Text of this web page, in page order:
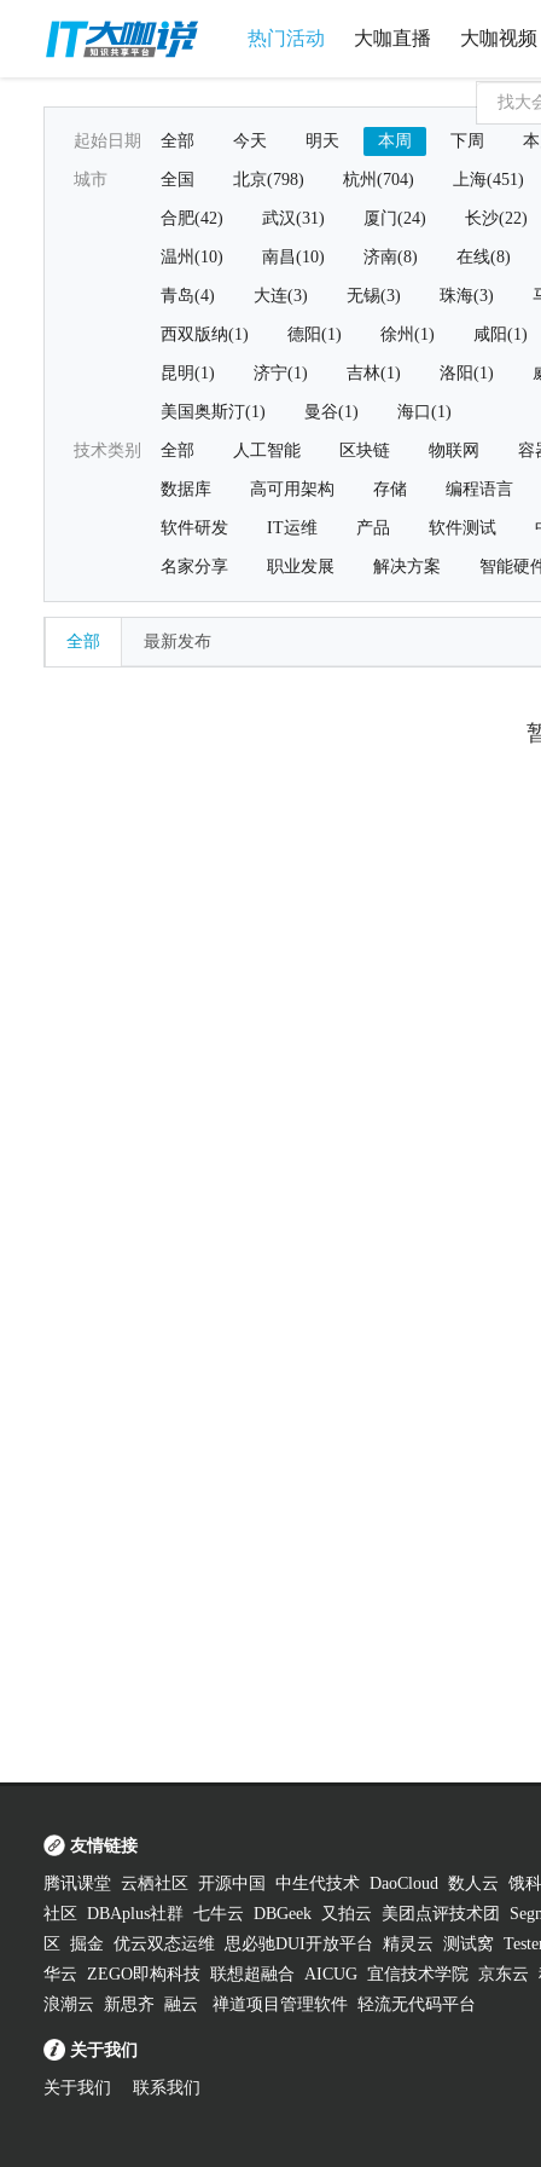
热门活动 大咖直播 大咖视频
起始日期 全部 今天 明天 本周 下周
城市 全国 北京(798) 杭州(704) 上海(451)
合肥(42) 武汉(31) 厦门(24) 长沙(22)
温州(10) 南昌(10) 济南(8) 在线(8)
青岛(4) 大连(3) 无锡(3) 珠海(3)
西双版纳(1) 德阳(1) 徐州(1) 咸阳(1)
昆明(1) 济宁(1) 吉林(1) 洛阳(1)
美国奥斯汀(1) 曼谷(1) 海口(1)
技术类别 全部 人工智能 区块链 物联网 容
数据库 高可用架构 存储 编程语言
软件研发 IT运维 产品 软件测试
名家分享 职业发展 解决方案 智能硬
全部 最新发布
友情链接
腾讯课堂 云栖社区 开源中国 中生代技术 DaoCloud 数人云 饿
社区
DBAplus社群 七牛云 DBGeek 又拍云 美团点评技术团
区
掘金 优云双态运维 思必驰DUI开放平台 精灵云 测试窝
华云 ZEGO即构科技 联想超融合 AICUG 宜信技术学院 京东云
浪潮云
新思齐 融云 禅道项目管理软件 轻流无代码平台
关于我们
关于我们 联系我们